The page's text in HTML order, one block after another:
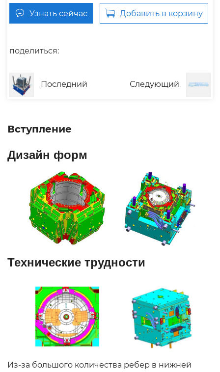
Узнать сейчас Добавить в корзину
поделиться:
Последний Следующий
Вступление
Дизайн форм
Технические трудности
Из-за большого количества ребер в нижней